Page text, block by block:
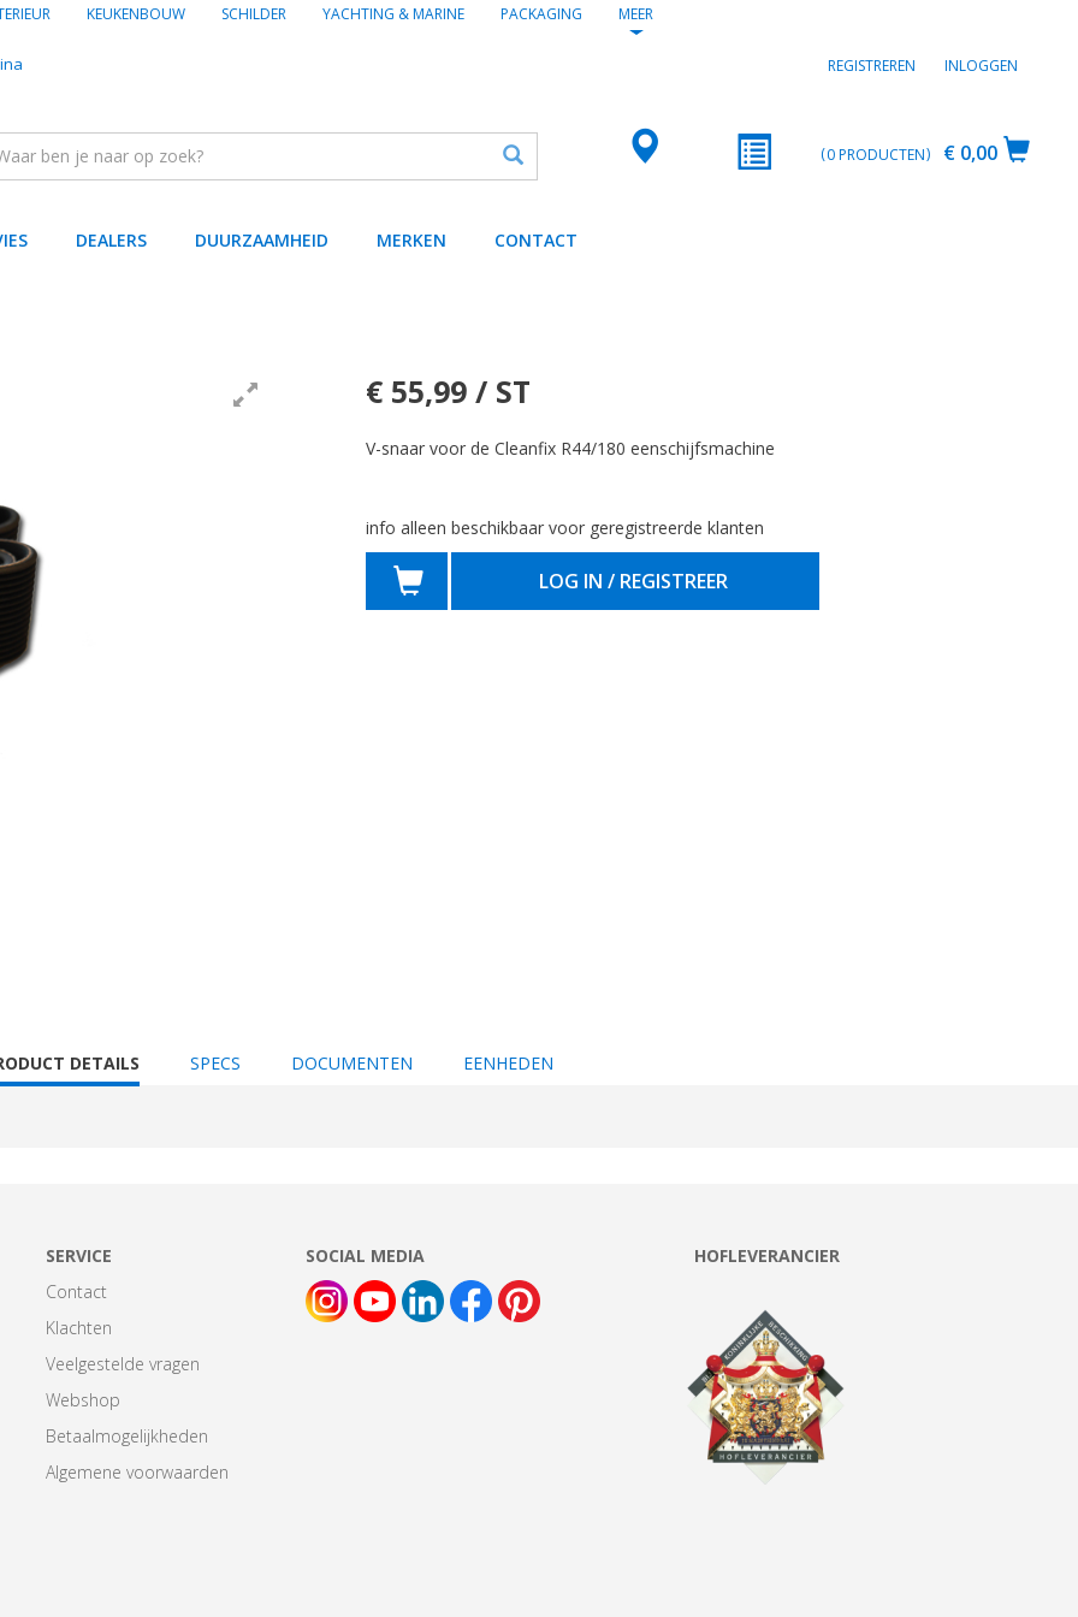
KEUKENBOUW SCHILDER YACHTING & MARINE PACKAGING MEER
REGISTREREN INLOGGEN
€ 0,00
0PRODUCTEN
DEALERS DUURZAAMHEID MERKEN CONTACT
€ 55,99 / ST
V-snaar voor de Cleanfix R44/180 eenschijfsmachine
info alleen beschikbaar voor geregistreerde klanten
LOG IN / REGISTREER
DETAILS SPECS DOCUMENTEN EENHEDEN
SERVICE
Contact
Klachten
Veelgestelde vragen
Webshop
Betaalmogelijkheden
Algemene voorwaarden
SOCIAL MEDIA HOFLEVERANCIER